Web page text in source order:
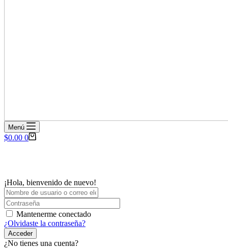
Menú
Carro
$0.00 0
¡Hola, bienvenido de nuevo!
Mantenerme conectado
¿Olvidaste la contraseña?
Acceder
¿No tienes una cuenta?